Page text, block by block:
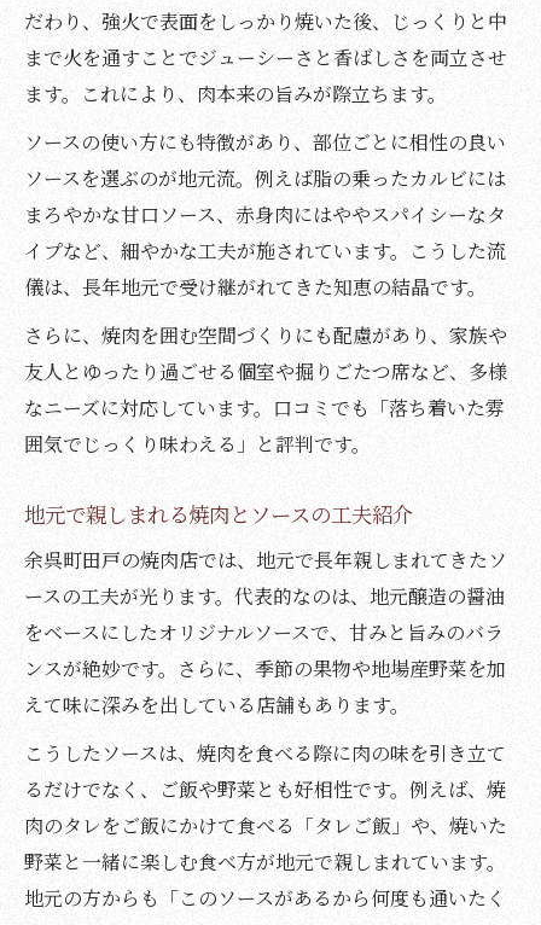
だわり、強火で表面をしっかり焼いた後、じっくりと中
まで火を通すことでジューシーさと香ばしさを両立させ
ます。これにより、肉本来の旨みが際立ちます。
ソースの使い方にも特徴があり、部位ごとに相性の良い
ソースを選ぶのが地元流。例えば脂の乗ったカルビには
まろやかな甘口ソース、赤身肉にはややスパイシーなタ
イプなど、細やかな工夫が施されています。こうした流
儀は、長年地元で受け継がれてきた知恵の結晶です。
さらに、焼肉を囲む空間づくりにも配慮があり、家族や
友人とゆったり過ごせる個室や掘りごたつ席など、多様
なニーズに対応しています。口コミでも「落ち着いた雰
囲気でじっくり味わえる」と評判です。
地元で親しまれる焼肉とソースの工夫紹介
余呉町田戸の焼肉店では、地元で長年親しまれてきたソ
ースの工夫が光ります。代表的なのは、地元醸造の醤油
をベースにしたオリジナルソースで、甘みと旨みのバラ
ンスが絶妙です。さらに、季節の果物や地場産野菜を加
えて味に深みを出している店舗もあります。
こうしたソースは、焼肉を食べる際に肉の味を引き立て
るだけでなく、ご飯や野菜とも好相性です。例えば、焼
肉のタレをご飯にかけて食べる「タレご飯」や、焼いた
野菜と一緒に楽しむ食べ方が地元で親しまれています。
地元の方からも「このソースがあるから何度も通いたく